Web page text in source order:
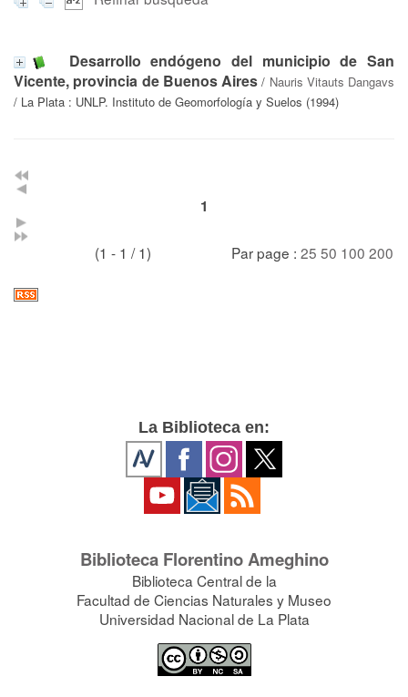
Desarrollo endógeno del municipio de San
Vicente, provincia de Buenos Aires / Nauris Vitauts Dangavs
/ La Plata : UNLP. Instituto de Geomorfología y Suelos (1994)
1
(1 - 1 / 1) Par page : 25 50 100 200
La Biblioteca en:
Biblioteca Florentino Ameghino
Biblioteca Central de la
Facultad de Ciencias Naturales y Museo
Universidad Nacional de La Plata